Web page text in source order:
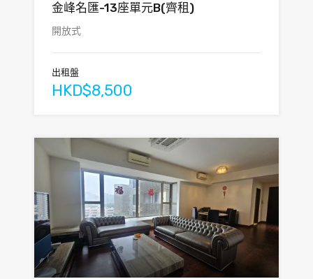
金峰名匯-13座單元B(齊租)
開放式
出租盤
HKD$8,500